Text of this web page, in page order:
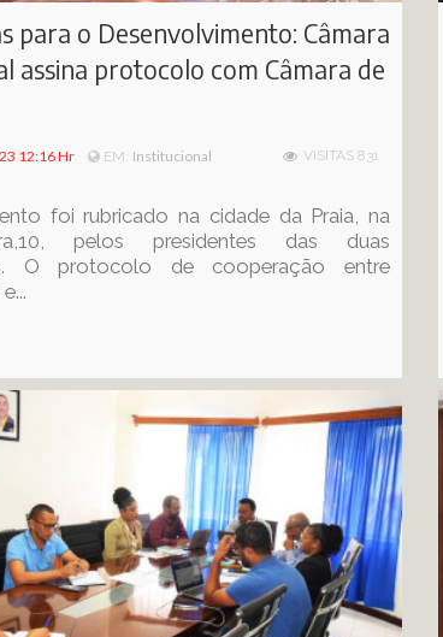
para o Desenvolvimento: Câmara
assina protocolo com Câmara de
12:16 Hr EM: Institucional VISITAS 831
foi rubricado na cidade da Praia, na
pelos presidentes das duas
O protocolo de cooperação entre